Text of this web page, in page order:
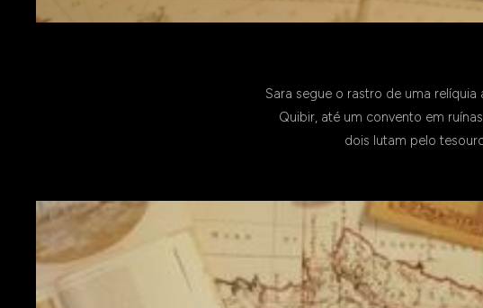
Sara segue o rastro de uma
Quibir, até um convento em
dois lutam pelo